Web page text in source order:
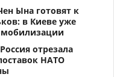
Ына готовят к
в Киеве уже
мобилизации
отрезала
НАТО